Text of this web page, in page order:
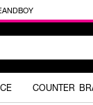
COUNTER